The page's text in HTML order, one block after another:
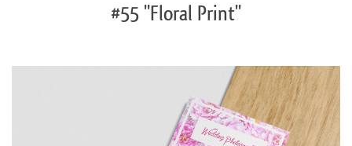
#55 "Floral Print"